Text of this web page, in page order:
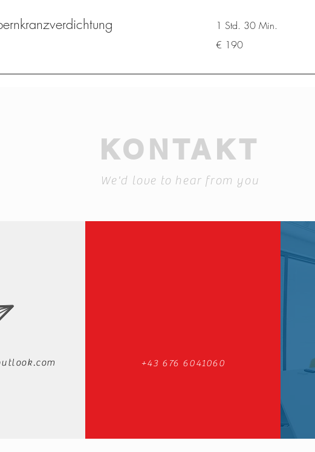
1 Std. 30 Min.
Euro
€ 190
KONTAKT
We'd love to hear from you
+43 676 6041060